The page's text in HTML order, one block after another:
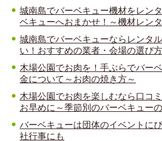
城南島でバーベキュー機材をレン
ベキューへおまかせ！～機材レン
城南島でバーベキューならレンタ
い！おすすめの業者・会場の選び方
木場公園でお肉を！手ぶらでバー
金について～お肉の焼き方～
木場公園でお肉を楽しむなら口コ
お早めに～季節別のバーベキュー
バーベキューは団体のイベントに
社行事にも